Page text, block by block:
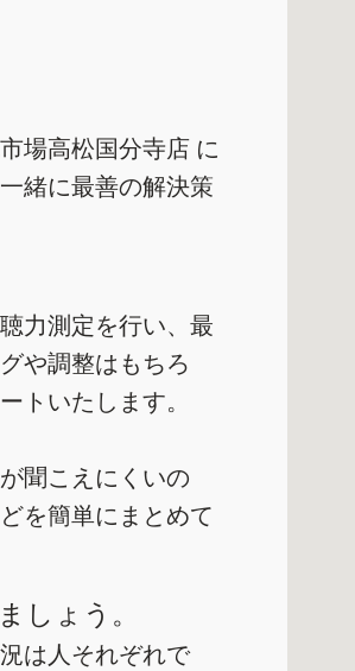
場高松国分寺店 に
緒に最善の解決策
力測定を行い、最
や調整はもちろ
トいたします。
聞こえにくいの
を簡単にまとめて
しょう。
は人それぞれで